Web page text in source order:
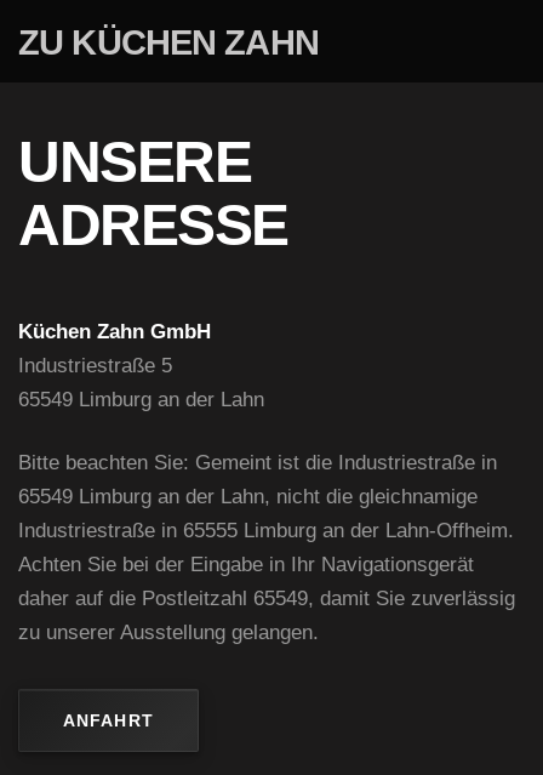
ZU KÜCHEN ZAHN
UNSERE
ADRESSE
Küchen Zahn GmbH
Industriestraße 5
65549 Limburg an der Lahn
Bitte beachten Sie: Gemeint ist die Industriestraße in
65549 Limburg an der Lahn, nicht die gleichnamige
Industriestraße in 65555 Limburg an der Lahn-Offheim.
Achten Sie bei der Eingabe in Ihr Navigationsgerät
daher auf die Postleitzahl 65549, damit Sie zuverlässig
zu unserer Ausstellung gelangen.
ANFAHRT